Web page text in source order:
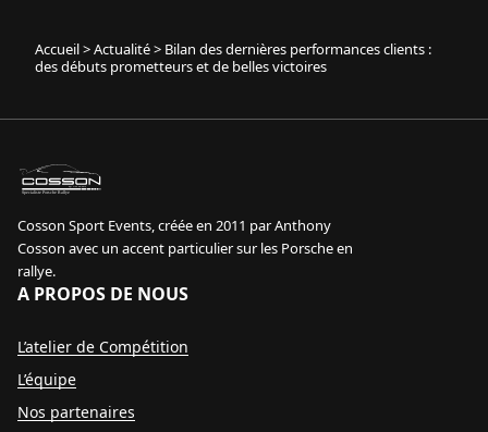
Accueil>Actualité> Bilan des dernières performances clients :
des débuts prometteurs et de belles victoires
sport event
Specialiste Porsche Rallye
Cosson Sport Events, créée en 2011 par Anthony
Cosson avec un accent particulier sur les Porsche en
rallye.
A PROPOS DE NOUS
L’atelier de Compétition
L’équipe
Nos partenaires